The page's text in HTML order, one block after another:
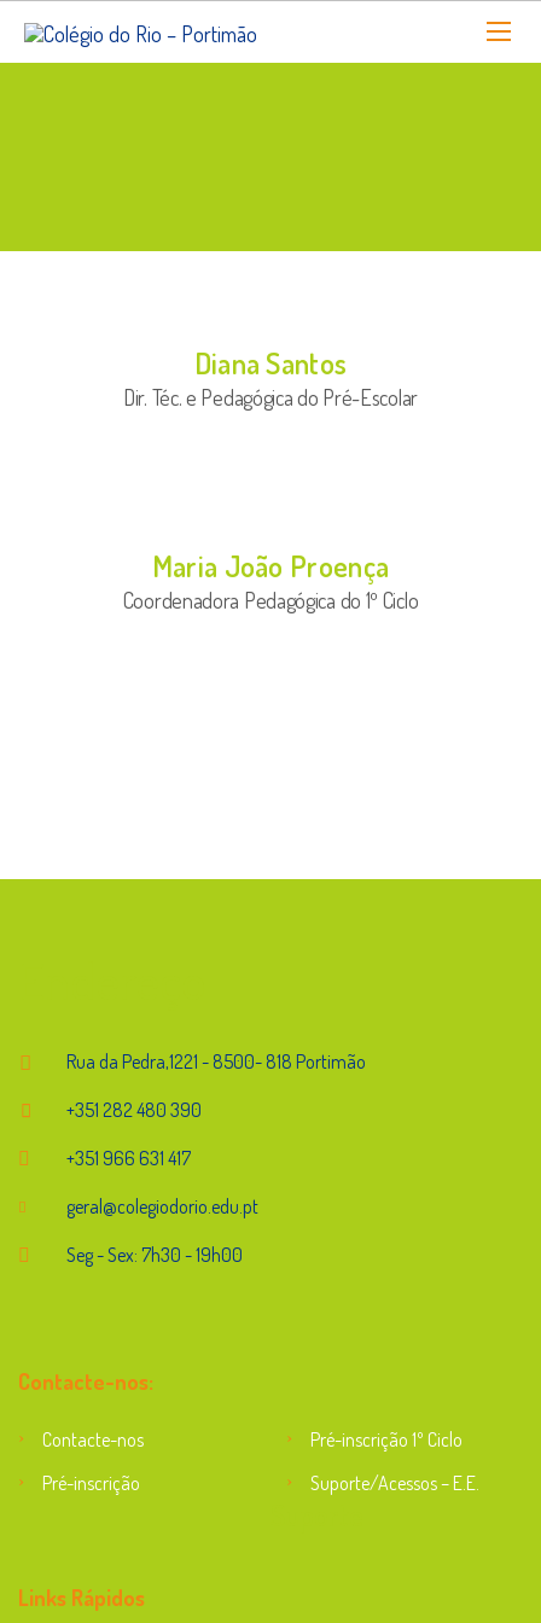
Diana Santos
Dir. Téc. e Pedagógica do Pré-Escolar
Maria João Proença
Coordenadora Pedagógica do 1º Ciclo
Rua da Pedra,1221 - 8500- 818 Portimão
+351 282 480 390
+351 966 631 417
geral@colegiodorio.edu.pt
Seg - Sex: 7h30 - 19h00
Contacte-nos:
Contacte-nos
Pré-inscrição 1º Ciclo
Pré-inscrição
Suporte/Acessos – E.E.
Links Rápidos